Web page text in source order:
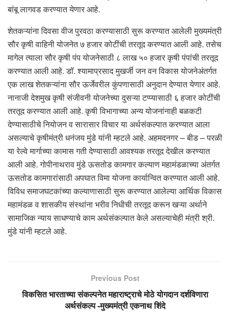
बांबू लागवड करण्यात येणार आहे.
शेतकऱ्यांना दिवसा वीज पुरवठा करण्यासाठी सुरू करण्यात आलेली मुख्यमंत्री
सौर कृषी वाहिनी योजनेत ७ हजार कोटींची तरतूद करण्यात आली आहे. तसेच
मागेल त्याला सौर कृषी पंप योजनेसाठी ८ लाख ५० हजार कृषी पंपांची तरतूद
करण्यात आली आहे. डॉ. श्यामाप्रसाद मुखर्जी जन वन विकास योजनेअंतर्गत
एक लाख शेतकऱ्यांना सौर ऊर्जेवरील कुंपणासाठी अनुदान देण्यात येणार आहे.
नानाजी देशमुख कृषी संजीवनी योजनेच्या दुसऱ्या टप्प्यासाठी ६ हजार कोटींची
तरतूद करण्यात आली आहे. कृषी विभागाच्या अन्य योजनांनाही बळकटी
देण्यासाठीचे नियोजन व सारासार विचार या अर्थसंकल्पात करण्यात आला
असल्याचे कृषीमंत्री धनंजय मुंडे यांनी म्हटले आहे. अहमदनगर – बीड – परळी
या रेल्वे मार्गाच्या कामास गती देण्यासाठी आवश्यक तरतूद देखील करण्यात
आली आहे. गोपीनाथराव मुंडे ऊसतोड कामगार कल्याण महामंडळाच्या अंतर्गत
ऊसतोड कामगारांसाठी अपघात विमा योजना कार्यान्वित करण्यात आली आहे.
विविध समाजघटकांच्या कल्याणासाठी सुरू करण्यात आलेल्या आर्थिक विकास
महामंडळ व शासकीय संस्थांना भरीव निधीची तरतूद करून खऱ्या अर्थाने
सामाजिक न्याय साधण्याचे काम अर्थसंकल्पात केले असल्याचेही मंत्री श्री.
मुंडे यांनी म्हटले आहे.
Previous Post
विकसित भारताच्या संकल्पनेत महाराष्ट्राचे मोठे योगदान दर्शविणारा
अर्थसंकल्प -मुख्यमंत्री एकनाथ शिंदे